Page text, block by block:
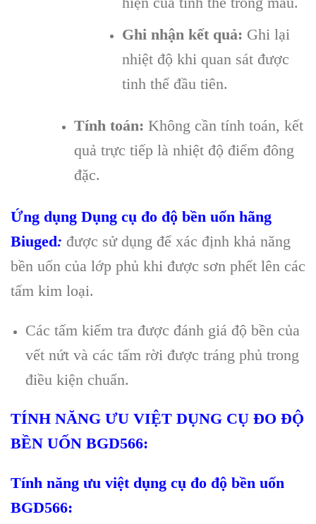
Ghi nhận kết quả: Ghi lại
nhiệt độ khi quan sát được
tinh thể đầu tiên.
Tính toán: Không cần tính toán, kết
quả trực tiếp là nhiệt độ điểm đông
đặc.
Ứng dụng Dụng cụ đo độ bền uốn hãng
Biuged: được sử dụng để xác định khả năng
bền uốn của lớp phủ khi được sơn phết lên các
tấm kim loại.
Các tấm kiểm tra được đánh giá độ bền của
vết nứt và các tấm rời được tráng phủ trong
điều kiện chuẩn.
TÍNH NĂNG ƯU VIỆT DỤNG CỤ ĐO ĐỘ
BỀN UỐN BGD566:
Tính năng ưu việt dụng cụ đo độ bền uốn
BGD566: